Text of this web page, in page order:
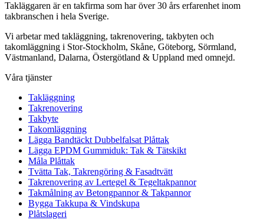
Takläggaren är en takfirma som har över 30 års erfarenhet inom
takbranschen i hela Sverige.
Vi arbetar med takläggning, takrenovering, takbyten och
takomläggning i Stor-Stockholm, Skåne, Göteborg, Sörmland,
Västmanland, Dalarna, Östergötland & Uppland med omnejd.
Våra tjänster
Takläggning
Takrenovering
Takbyte
Takomläggning
Lägga Bandtäckt Dubbelfalsat Plåttak
Lägga EPDM Gummiduk: Tak & Tätskikt
Måla Plåttak
Tvätta Tak, Takrengöring & Fasadtvätt
Takrenovering av Lertegel & Tegeltakpannor
Takmålning av Betongpannor & Takpannor
Bygga Takkupa & Vindskupa
Plåtslageri